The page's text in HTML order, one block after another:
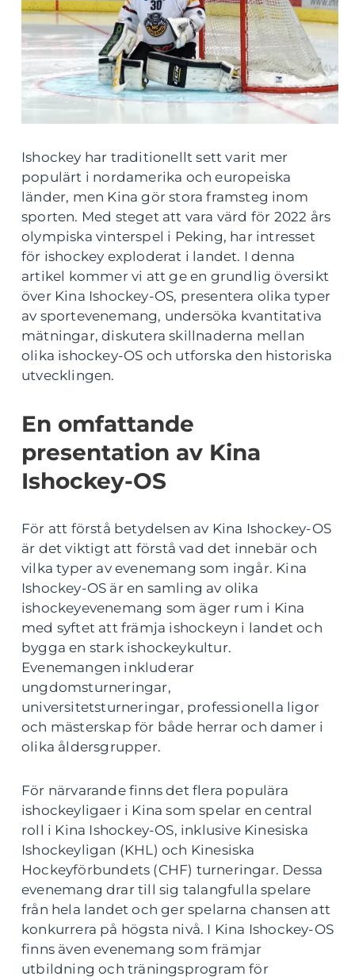
Ishockey har traditionellt sett varit mer
populärt i nordamerika och europeiska
länder, men Kina gör stora framsteg inom
sporten. Med steget att vara värd för 2022 års
olympiska vinterspel i Peking, har intresset
för ishockey exploderat i landet. I denna
artikel kommer vi att ge en grundlig översikt
över Kina Ishockey-OS, presentera olika typer
av sportevenemang, undersöka kvantitativa
mätningar, diskutera skillnaderna mellan
olika ishockey-OS och utforska den historiska
utvecklingen.
En omfattande
presentation av Kina
Ishockey-OS
För att förstå betydelsen av Kina Ishockey-OS
är det viktigt att förstå vad det innebär och
vilka typer av evenemang som ingår. Kina
Ishockey-OS är en samling av olika
ishockeyevenemang som äger rum i Kina
med syftet att främja ishockeyn i landet och
bygga en stark ishockeykultur.
Evenemangen inkluderar
ungdomsturneringar,
universitetsturneringar, professionella ligor
och mästerskap för både herrar och damer i
olika åldersgrupper.
För närvarande finns det flera populära
ishockeyligaer i Kina som spelar en central
roll i Kina Ishockey-OS, inklusive Kinesiska
Ishockeyligan (KHL) och Kinesiska
Hockeyförbundets (CHF) turneringar. Dessa
evenemang drar till sig talangfulla spelare
från hela landet och ger spelarna chansen att
konkurrera på högsta nivå. I Kina Ishockey-OS
finns även evenemang som främjar
utbildning och träningsprogram för